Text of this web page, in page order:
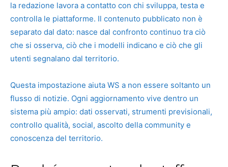
la redazione lavora a contatto con chi sviluppa, testa e
controlla le piattaforme. Il contenuto pubblicato non è
separato dal dato: nasce dal confronto continuo tra ciò
che si osserva, ciò che i modelli indicano e ciò che gli
utenti segnalano dal territorio.
Questa impostazione aiuta WS a non essere soltanto un
flusso di notizie. Ogni aggiornamento vive dentro un
sistema più ampio: dati osservati, strumenti previsionali,
controllo qualità, social, ascolto della community e
conoscenza del territorio.